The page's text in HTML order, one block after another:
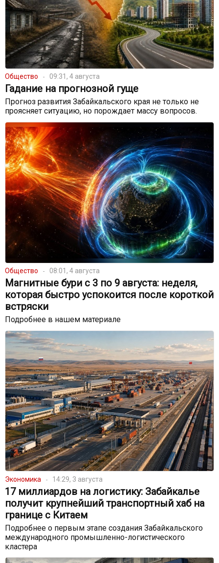
Общество 09:31, 4 августа
Гадание на прогнозной гуще
Прогноз развития Забайкальского края не только не
проясняет ситуацию, но порождает массу вопросов.
Общество 08:01, 4 августа
Магнитные бури с 3 по 9 августа: неделя,
которая быстро успокоится после короткой
встряски
Подробнее в нашем материале
Экономика 14:29, 3 августа
17 миллиардов на логистику: Забайкалье
получит крупнейший транспортный хаб на
границе с Китаем
Подробнее о первым этапе создания Забайкальского
международного промышленно-логистического
кластера